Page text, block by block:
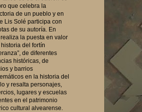
que celebra la
de un pueblo y en
Lis Solé participa con
de su autoría. En
la puesta en valor
del fortín
de diferentes
históricas, de
y barrios
en la historia del
y resalta personajes,
lugares y escuelas
en el patrimonio
cultural alvearense.